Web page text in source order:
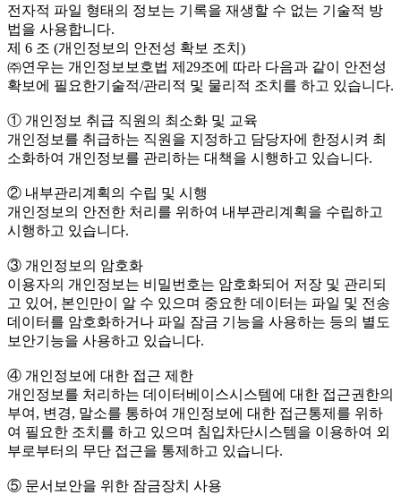
전자적 파일 형태의 정보는 기록을 재생할 수 없는 기술적 방
법을 사용합니다.
제 6 조 (개인정보의 안전성 확보 조치)
㈜연우는 개인정보보호법 제29조에 따라 다음과 같이 안전성
확보에 필요한기술적/관리적 및 물리적 조치를 하고 있습니다.
① 개인정보 취급 직원의 최소화 및 교육
개인정보를 취급하는 직원을 지정하고 담당자에 한정시켜 최
소화하여 개인정보를 관리하는 대책을 시행하고 있습니다.
② 내부관리계획의 수립 및 시행
개인정보의 안전한 처리를 위하여 내부관리계획을 수립하고
시행하고 있습니다.
③ 개인정보의 암호화
이용자의 개인정보는 비밀번호는 암호화되어 저장 및 관리되
고 있어, 본인만이 알 수 있으며 중요한 데이터는 파일 및 전송
데이터를 암호화하거나 파일 잠금 기능을 사용하는 등의 별도
보안기능을 사용하고 있습니다.
④ 개인정보에 대한 접근 제한
개인정보를 처리하는 데이터베이스시스템에 대한 접근권한의
부여, 변경, 말소를 통하여 개인정보에 대한 접근통제를 위하
여 필요한 조치를 하고 있으며 침입차단시스템을 이용하여 외
부로부터의 무단 접근을 통제하고 있습니다.
⑤ 문서보안을 위한 잠금장치 사용